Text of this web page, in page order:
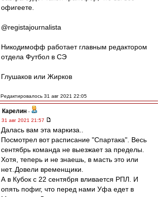
офигеете.
@registajournalista
Никодимофф работает главным редактором
отдела Футбол в СЭ
Глушаков или Жирков
Редактировалось 31 авг 2021 22:05
Карелин -
31 авг 2021 21:57
Далась вам эта маркиза..
Посмотрел вот расписание "Спартака". Весь
сентябрь команда не выезжает за пределы.
Хотя, теперь и не знаешь, в масть это или
нет..Довели временщики.
А в Кубок с 22 сентября вливается РПЛ. И
опять пофиг, что перед нами Уфа едет в